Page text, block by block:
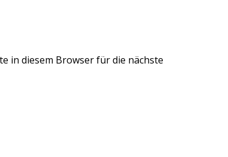
in diesem Browser für die nächste